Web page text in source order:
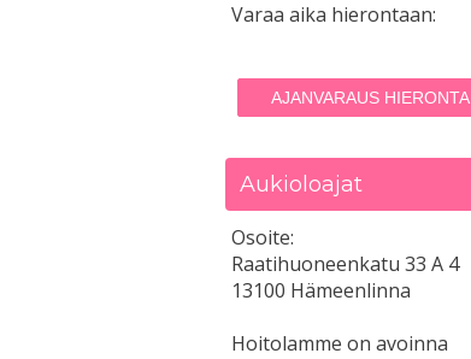
Varaa aika hierontaan:
AJANVARAUS HIERONTA
Aukioloajat
Osoite:
Raatihuoneenkatu 33 A 4
13100 Hämeenlinna
Hoitolamme on avoinna